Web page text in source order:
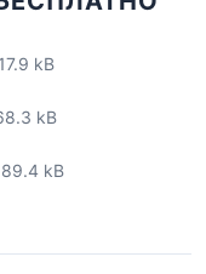
kB
kB
kB